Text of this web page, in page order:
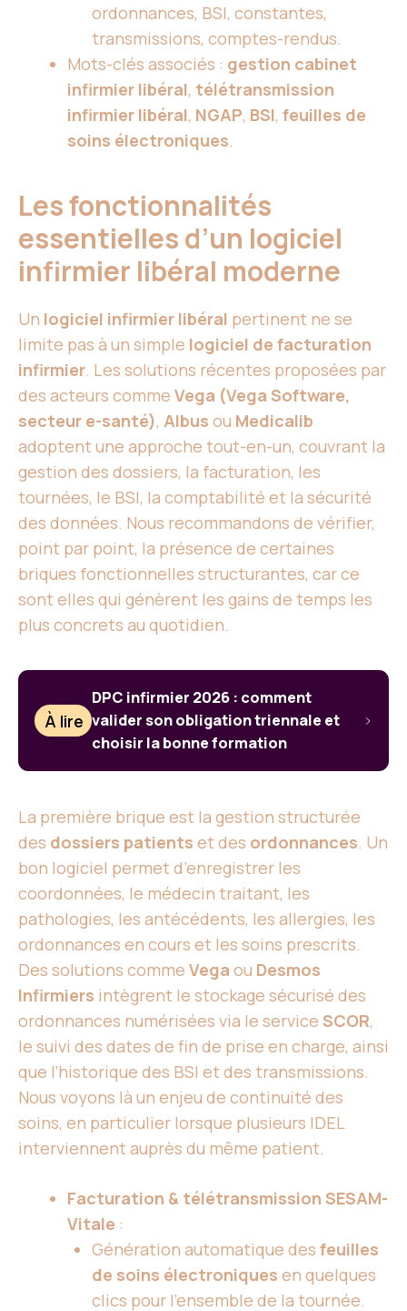
ordonnances, BSI, constantes,
transmissions, comptes-rendus.
Mots-clés associés : gestion cabinet
infirmier libéral, télétransmission
infirmier libéral, NGAP, BSI, feuilles de
soins électroniques.
Les fonctionnalités
essentielles d’un logiciel
infirmier libéral moderne
Un logiciel infirmier libéral pertinent ne se
limite pas à un simple logiciel de facturation
infirmier. Les solutions récentes proposées par
des acteurs comme Vega (Vega Software,
secteur e-santé), Albus ou Medicalib
adoptent une approche tout-en-un, couvrant la
gestion des dossiers, la facturation, les
tournées, le BSI, la comptabilité et la sécurité
des données. Nous recommandons de vérifier,
point par point, la présence de certaines
briques fonctionnelles structurantes, car ce
sont elles qui génèrent les gains de temps les
plus concrets au quotidien.
À lire
DPC infirmier 2026 : comment
valider son obligation triennale et
choisir la bonne formation
La première brique est la gestion structurée
des dossiers patients et des ordonnances. Un
bon logiciel permet d’enregistrer les
coordonnées, le médecin traitant, les
pathologies, les antécédents, les allergies, les
ordonnances en cours et les soins prescrits.
Des solutions comme Vega ou Desmos
Infirmiers intègrent le stockage sécurisé des
ordonnances numérisées via le service SCOR,
le suivi des dates de fin de prise en charge, ainsi
que l’historique des BSI et des transmissions.
Nous voyons là un enjeu de continuité des
soins, en particulier lorsque plusieurs IDEL
interviennent auprès du même patient.
Facturation & télétransmission SESAM-
Vitale :
Génération automatique des feuilles
de soins électroniques en quelques
clics pour l’ensemble de la tournée.